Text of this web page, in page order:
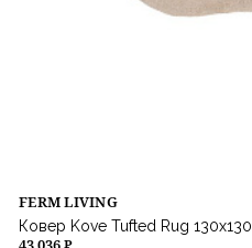
FERM LIVING
Ковер Kove Tufted Rug 130х130